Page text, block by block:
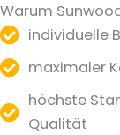
Warum
individuelle
maximaler
höchste
Qualität